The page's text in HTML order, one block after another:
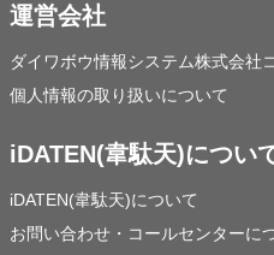
運営会社
ダイワボウ情報システム株式会社
個人情報の取り扱いについて
iDATEN(韋駄天)につい
iDATEN(韋駄天)について
お問い合わせ・コールセンターに